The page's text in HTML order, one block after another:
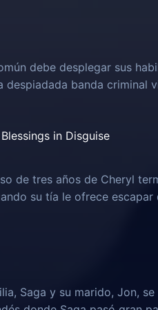
debe desplegar sus
despiadada banda criminal
in Disguise
de tres años de Cheryl
su tía le ofrece
Saga y su marido, Jon,